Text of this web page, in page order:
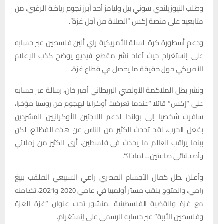
وطلب النيوزيلندي سوني بيل وليامز أحد أبرز نجوم رياضة الرغبي، من
متابعيه على منصة إكس “الصلاة من أجل غزة”.
ودعم أسطورة كرة السلة الأمريكية راي ألين فلسطين عبر حسابه
على إنستغرام حيث أعاد نشر مقطع فيديو يوضح كذب الإعلام
الأمريكي حول حقيقة ما يحصل في قطاع غزة.
ونشر بطل الملاكمة الأولمبي البريطاني أمير خان، رسالة عبر حسابه
على “إكس” قائلا “عندما تعرضت أوكرانيا لهجوم من روسيا مؤخرا،
سافرت شخصيا إلى بولندا لدعم اللاجئين الأوكرانيين المشردين
بفعل الحرب، لقد تحدث الكثير من الناس عن هذه الفظائع، لكن
بينما يراقب العالم ما يحدث في فلسطين، أرى الكثير من زملائي
وأصدقائي صامتين… لماذا؟”.
وأعلن بطل كمال الأجسام المصري رامي السبيعي الملقب ببيغ
رامي، والمتوج بلقب مستر أولمبيا في عامي 2020 و2021، تضامنه
مع غزة والقضية الفلسطينية بمنشور تحت عنوان “غزة العزة
وفلسطين الأبية” عبر حسابه الرسمي على إنستغرام.